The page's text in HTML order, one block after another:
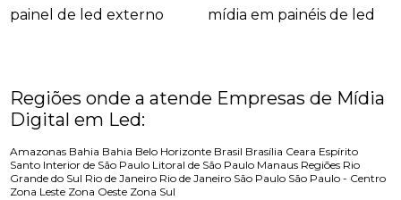
painel de led externo mídia em painéis de led
Regiões onde a atende Empresas de Mídia
Digital em Led:
Amazonas Bahia Bahia Belo Horizonte Brasil Brasília Ceara Espírito
Santo Interior de São Paulo Litoral de São Paulo Manaus Regiões Rio
Grande do Sul Rio de Janeiro Rio de Janeiro São Paulo São Paulo - Centro
Zona Leste Zona Oeste Zona Sul